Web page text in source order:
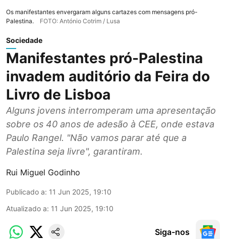
Os manifestantes envergaram alguns cartazes com mensagens pró-
Palestina.
FOTO: António Cotrim / Lusa
Sociedade
Manifestantes pró-Palestina
invadem auditório da Feira do
Livro de Lisboa
Alguns jovens interromperam uma apresentação
sobre os 40 anos de adesão à CEE, onde estava
Paulo Rangel. "Não vamos parar até que a
Palestina seja livre", garantiram.
Rui Miguel Godinho
Publicado a: 11 Jun 2025, 19:10
Atualizado a: 11 Jun 2025, 19:10
Siga-nos